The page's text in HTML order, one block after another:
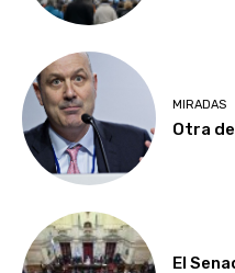
MIRADAS
Otra
El